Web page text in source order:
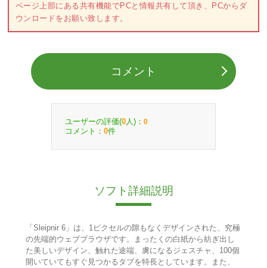
ページ上部にある共有機能でPCと情報共有して頂き、PCからダ
ウンロードをお願い致します。
コメント
ユーザーの評価(0 人)： 0
コメント： 0件
ソフト詳細説明
「Sleipnir 6」は、1ピクセルの隙もなくデザインされた、究極
の先端的ウェブブラウザです。まったくの白紙から紡ぎ出し
た美しいデザイン、触れた途端、虜になるジェスチャ、100個
開いていてもすぐ見つかるタブを特長としています。また、